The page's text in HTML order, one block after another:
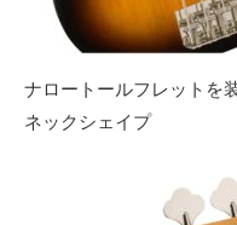
ナロートールフレットを
ネックシェイプ